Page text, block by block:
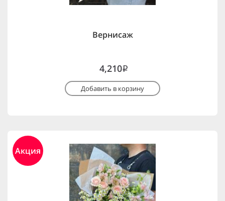
Вернисаж
4,210i
Добавить в корзину
Акция